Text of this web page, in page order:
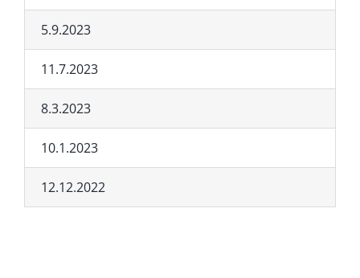
5.9.2023
11.7.2023
8.3.2023
10.1.2023
12.12.2022